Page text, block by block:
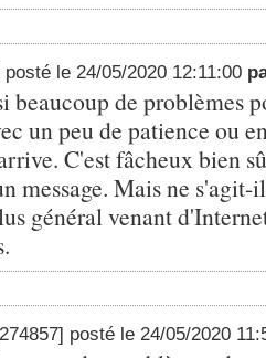
posté le 24/05/2020 12:11:00
beaucoup de problèmes
un peu de patience ou
C'est fâcheux bien
message. Mais ne s'agit-
général venant
posté le 24/05/2020